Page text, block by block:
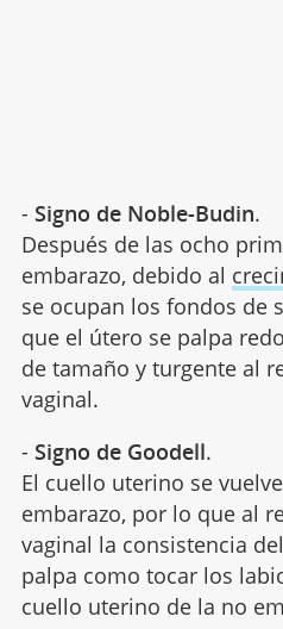
- Signo de Noble-Budin.
Después de las ocho
embarazo, debido al
se ocupan los fondos de
que el útero se palpa
de tamaño y turgente al
vaginal.
- Signo de Goodell.
El cuello uterino se
embarazo, por lo que al
vaginal la consistencia
palpa como tocar los
cuello uterino de la no